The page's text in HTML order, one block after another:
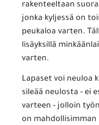
rakenteeltaan
jonka kyljessä on
peukaloa varten.
lisäyksillä
varten.
Lapaset voi neuloa
sileää neulosta - ei
varteen - jolloin
on mahdollisimman